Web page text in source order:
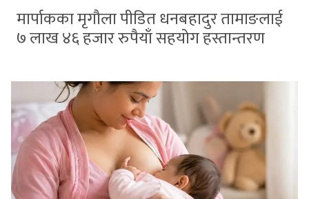
मार्पाकका मृगौला पीडित धनबहादुर तामाङलाई
७ लाख ४६ हजार रुपैयाँ सहयोग हस्तान्तरण